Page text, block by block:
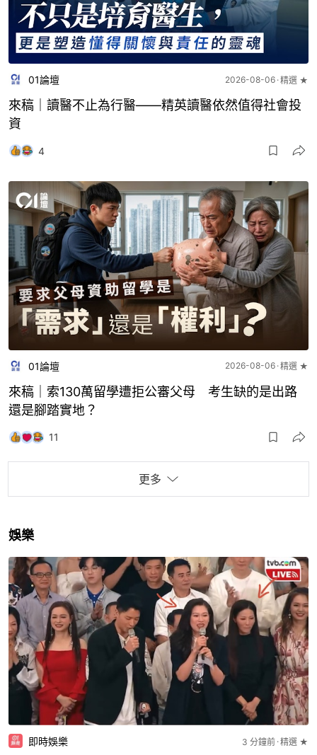
01論壇 2026-08-06 精選 ★
來稿｜讀醫不止為行醫——精英讀醫依然值得社會投
資
4
01論壇 2026-08-06 精選 ★
來稿｜索130萬留學遭拒公審父母 考生缺的是出路
還是腳踏實地？
11
更多
娛樂
即時娛樂 3 分鐘前 精選 ★